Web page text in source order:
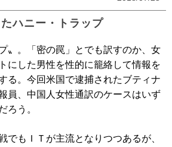
ハニー・トラップ
〟。「密の罠」とでも訳すのか、女
にした男性を性的に籠絡して情報を
る。今回米国で逮捕されたブティナ
員、中国人女性通訳のケースはいず
ろう。
もＩＴが主流となりつつあるが、